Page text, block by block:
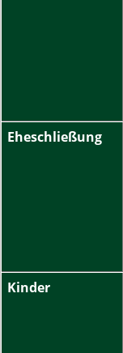
Eheschließung
Kinder